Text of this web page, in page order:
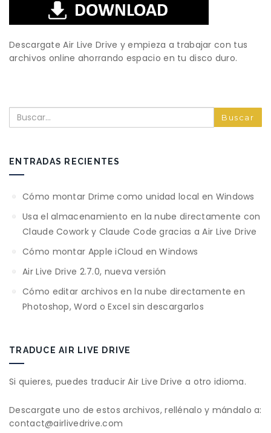
Descargate Air Live Drive y empieza a trabajar con tus
archivos online ahorrando espacio en tu disco duro.
Buscar
ENTRADAS RECIENTES
Cómo montar Drime como unidad local en Windows
Usa el almacenamiento en la nube directamente con
Claude Cowork y Claude Code gracias a Air Live Drive
Cómo montar Apple iCloud en Windows
Air Live Drive 2.7.0, nueva versión
Cómo editar archivos en la nube directamente en
Photoshop, Word o Excel sin descargarlos
TRADUCE AIR LIVE DRIVE
Si quieres, puedes traducir Air Live Drive a otro idioma.
Descargate uno de estos archivos, rellénalo y mándalo a:
contact@airlivedrive.com